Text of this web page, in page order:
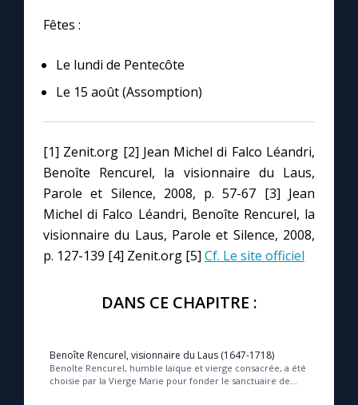
Fêtes :
Le lundi de Pentecôte
Le 15 août (Assomption)
[1] Zenit.org [2] Jean Michel di Falco Léandri,
Benoîte Rencurel, la visionnaire du Laus,
Parole et Silence, 2008, p. 57-67 [3] Jean
Michel di Falco Léandri, Benoîte Rencurel, la
visionnaire du Laus, Parole et Silence, 2008,
p. 127-139 [4] Zenit.org [5] Cf. Le site officiel
DANS CE CHAPITRE :
Benoîte Rencurel, visionnaire du Laus (1647-1718)
Benoîte Rencurel, humble laïque et vierge consacrée, a été
choisie par la Vierge Marie pour fonder le sanctuaire de